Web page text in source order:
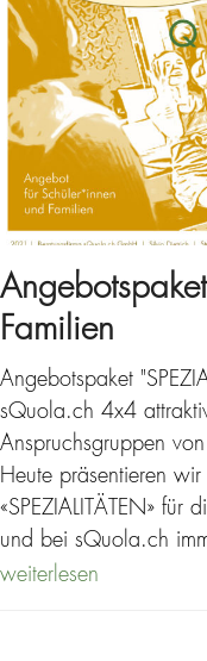
Familien
Angebotspaket
sQuola.ch 4x4
Anspruchsgruppen
Heute präsentieren
«SPEZIALITÄTEN»
und bei sQuola.ch
weiterlesen